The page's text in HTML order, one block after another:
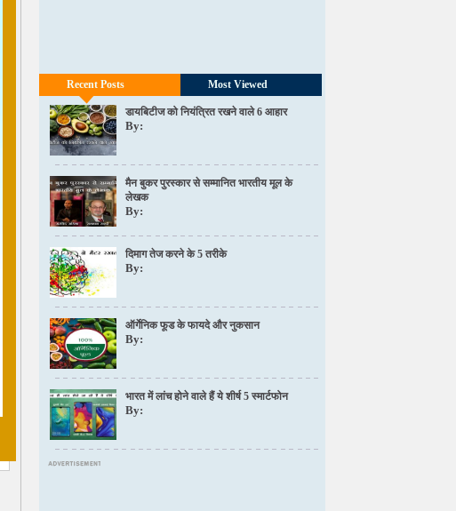
Recent Posts Most Viewed
डायबिटीज को नियंत्रित रखने वाले 6 आहार
By:
मैन बुकर पुरस्कार से सम्मानित भारतीय मूल के
लेखक
By:
दिमाग तेज करने के 5 तरीके
By:
ऑर्गेनिक फूड के फायदे और नुकसान
By:
भारत में लांच होने वाले हैं ये शीर्ष 5 स्मार्टफोन
By: